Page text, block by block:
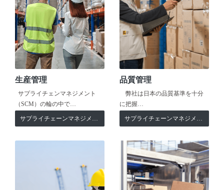
生産管理
サプライチェンマネジメント
（SCM）の輪の中で…
サプライチェーンマネジメント
品質管理
弊社は日本の品質基準を十分
に把握…
サプライチェーンマネジメント